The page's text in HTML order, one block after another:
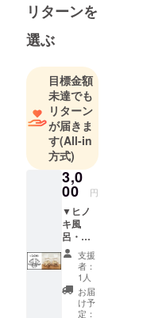
具・雑貨の
制作、
個人宅・店
舗デザイン
施工を行
なっていま
す。
10代からの
大工の経験
住宅・店舗
のデザイン
の経験を生
かし
小物や家具
のデザイ
ン・製作・
リターンを
選ぶ
目標金額
未達でも
リターン
が届きま
す(All-in
方式)
3,0
00 円
▼ヒノ
キ風
呂・ヒ
バ風呂
セット
香りに
癒し効
果があ
るヒノ
支援
者：
1人
お届
け予
定：